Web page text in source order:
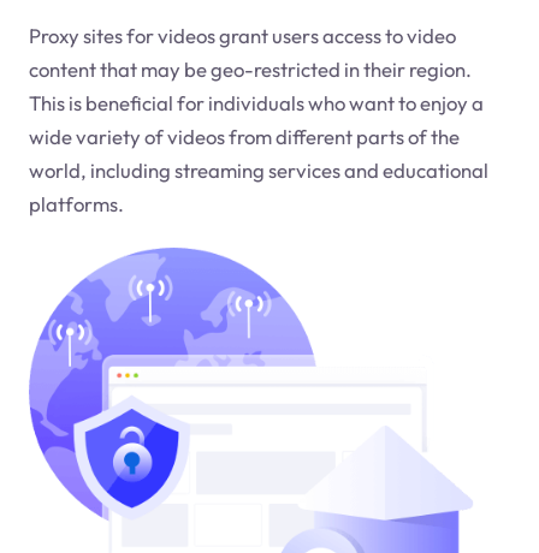
Proxy sites for videos grant users access to video
content that may be geo-restricted in their region.
This is beneficial for individuals who want to enjoy a
wide variety of videos from different parts of the
world, including streaming services and educational
platforms.